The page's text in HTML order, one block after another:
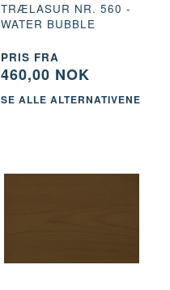
TRÆLASUR NR. 560 -
WATER BUBBLE
PRIS FRA
460,00 NOK
SE ALLE ALTERNATIVENE